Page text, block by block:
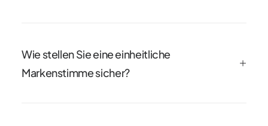
Wie stellen Sie eine einheitliche
Markenstimme sicher?